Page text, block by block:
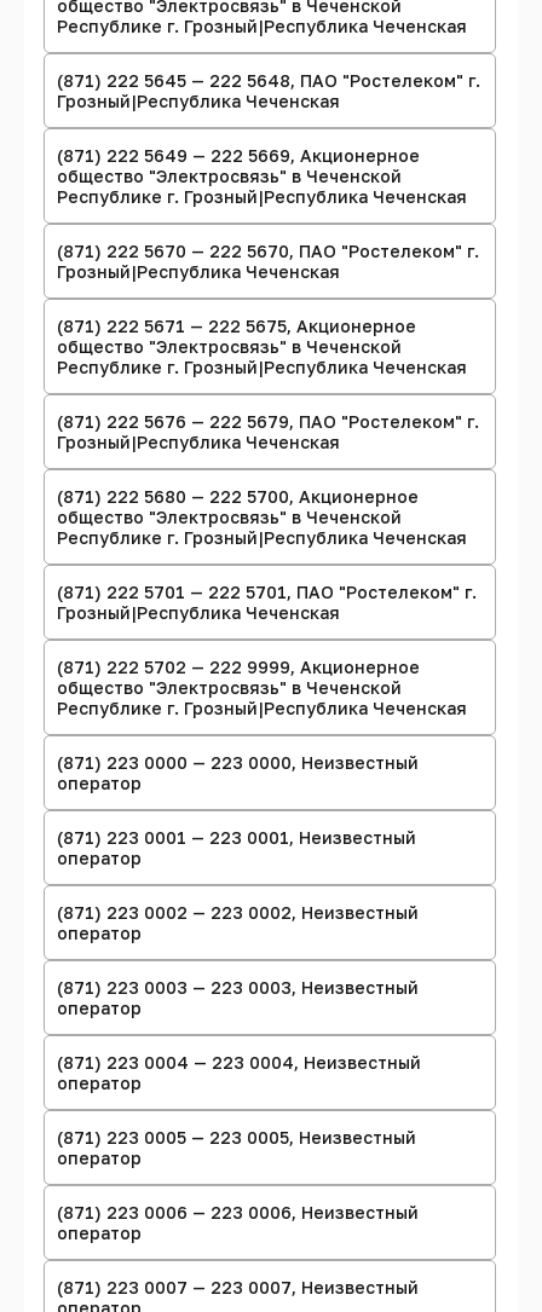
общество "Электросвязь" в Чеченской
Республике г. Грозный|Республика Чеченская
(871) 222 5645 — 222 5648, ПАО "Ростелеком" г.
Грозный|Республика Чеченская
(871) 222 5649 — 222 5669, Акционерное
общество "Электросвязь" в Чеченской
Республике г. Грозный|Республика Чеченская
(871) 222 5670 — 222 5670, ПАО "Ростелеком" г.
Грозный|Республика Чеченская
(871) 222 5671 — 222 5675, Акционерное
общество "Электросвязь" в Чеченской
Республике г. Грозный|Республика Чеченская
(871) 222 5676 — 222 5679, ПАО "Ростелеком" г.
Грозный|Республика Чеченская
(871) 222 5680 — 222 5700, Акционерное
общество "Электросвязь" в Чеченской
Республике г. Грозный|Республика Чеченская
(871) 222 5701 — 222 5701, ПАО "Ростелеком" г.
Грозный|Республика Чеченская
(871) 222 5702 — 222 9999, Акционерное
общество "Электросвязь" в Чеченской
Республике г. Грозный|Республика Чеченская
(871) 223 0000 — 223 0000, Неизвестный
оператор
(871) 223 0001 — 223 0001, Неизвестный
оператор
(871) 223 0002 — 223 0002, Неизвестный
оператор
(871) 223 0003 — 223 0003, Неизвестный
оператор
(871) 223 0004 — 223 0004, Неизвестный
оператор
(871) 223 0005 — 223 0005, Неизвестный
оператор
(871) 223 0006 — 223 0006, Неизвестный
оператор
(871) 223 0007 — 223 0007, Неизвестный
оператор